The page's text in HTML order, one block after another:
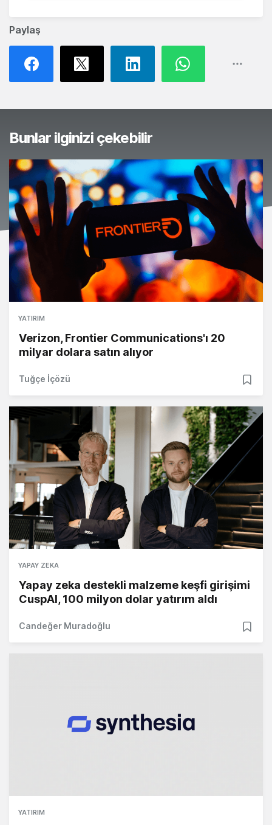
Paylaş
Bunlar ilginizi çekebilir
YATIRIM
Verizon, Frontier Communications'ı 20
milyar dolara satın alıyor
Tuğçe İçözü
YAPAY ZEKA
Yapay zeka destekli malzeme keşfi girişimi
CuspAI, 100 milyon dolar yatırım aldı
Candeğer Muradoğlu
YATIRIM